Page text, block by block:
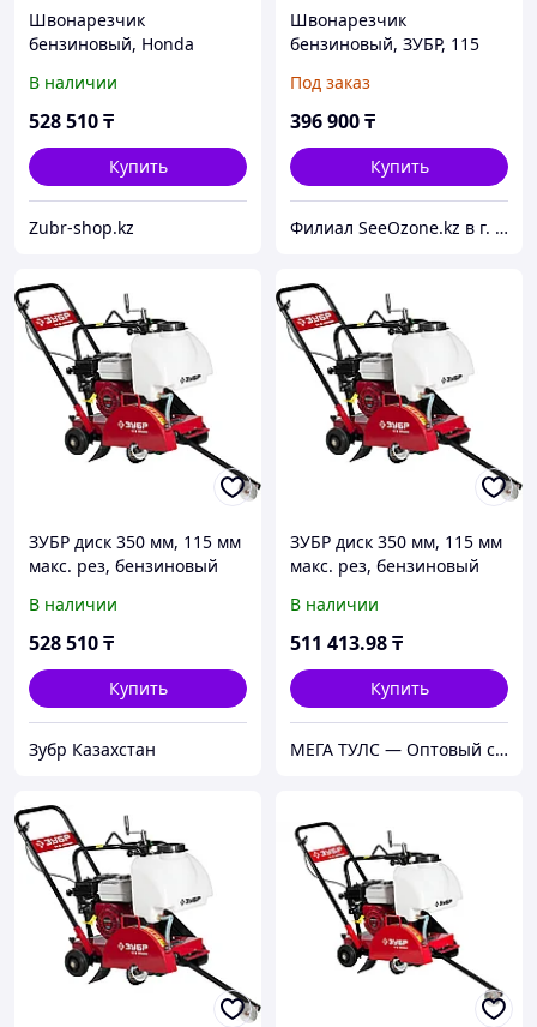
Швонарезчик
бензиновый, Honda
ЗУБР Профессионал
(ЗШБ-350 Х)
В наличии
528 510₸
Купить
Zubr-shop.kz
Швонарезчик
бензиновый, ЗУБР, 115
серия "Профессионал"
(двигатель"Зубр")
Под заказ
396 900₸
Купить
Филиал SeeOzone.kz в г. Астана
ЗУБР диск 350 мм, 115 мм
макс. рез, бензиновый
швов), Профессионал
(ЗШБ-350 Х)
В наличии
528 510₸
Купить
Зубр Казахстан
ЗУБР диск 350 мм, 115 мм
макс. рез, бензиновый
швов), Профессионал
(ЗШБ-350 Х)
В наличии
511 413.98₸
Купить
МЕГА ТУЛС — Оптовый строительный магазин!